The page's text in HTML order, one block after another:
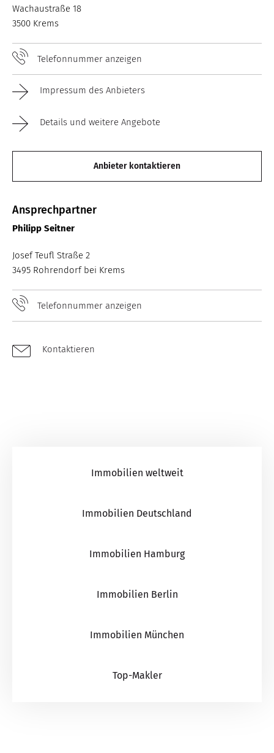
Wachaustraße 18
3500 Krems
Telefonnummer anzeigen
Impressum des Anbieters
Details und weitere Angebote
Anbieter kontaktieren
Ansprechpartner
Philipp Seitner
Josef Teufl Straße 2
3495 Rohrendorf bei Krems
Telefonnummer anzeigen
Kontaktieren
Immobilien weltweit
Immobilien Deutschland
Immobilien Hamburg
Immobilien Berlin
Immobilien München
Top-Makler